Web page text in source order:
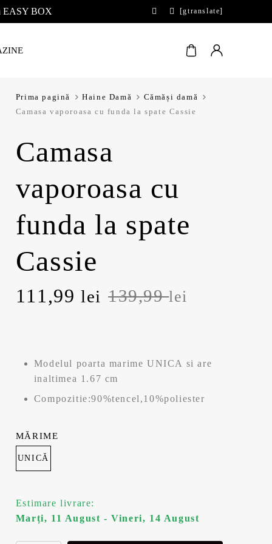
EASY BOX [gtranslate]
Prima pagină Haine Damă
Cămăși damă
Camasa vaporoasa cu funda la spate Cassie
Camasa
vaporoasa cu
funda la spate
Cassie
139,99lei
P
u
l
i
i
ț
111,99lei
P
u
l
c
r
e
Modelul poarta marime UNICA si are
inaltimea 1.67 cm
Compozitie:90%tencel,10%poliester
UNICĂ
MĂRIME
Estimare livrare:
Marți, 11 August - Vineri, 14 August